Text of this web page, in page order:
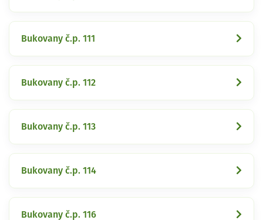
Bukovany č.p. 111
Bukovany č.p. 112
Bukovany č.p. 113
Bukovany č.p. 114
Bukovany č.p. 116